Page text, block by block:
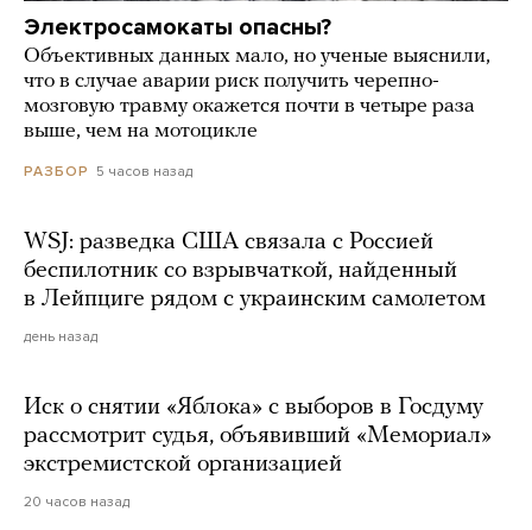
Электросамокаты опасны?
Объективных данных мало, но ученые выяснили,
что в случае аварии риск получить черепно-
мозговую травму окажется почти в четыре раза
выше, чем на мотоцикле
РАЗБОР 5 часов назад
WSJ: разведка США связала с Россией
беспилотник со взрывчаткой, найденный
в Лейпциге рядом с украинским самолетом
день назад
Иск о снятии «Яблока» с выборов в Госдуму
рассмотрит судья, объявивший «Мемориал»
экстремистской организацией
20 часов назад